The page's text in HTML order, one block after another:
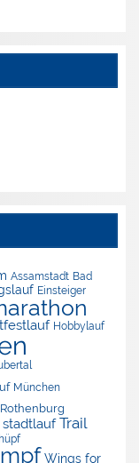
Assamstadt Bad
Einsteiger
Hobbylauf
München
Rothenburg
stadtlauf Trail
Wings for